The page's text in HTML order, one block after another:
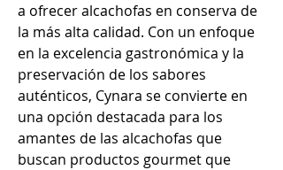
a ofrecer alcachofas en conserva de
la más alta calidad. Con un enfoque
en la excelencia gastronómica y la
preservación de los sabores
auténticos, Cynara se convierte en
una opción destacada para los
amantes de las alcachofas que
buscan productos gourmet que